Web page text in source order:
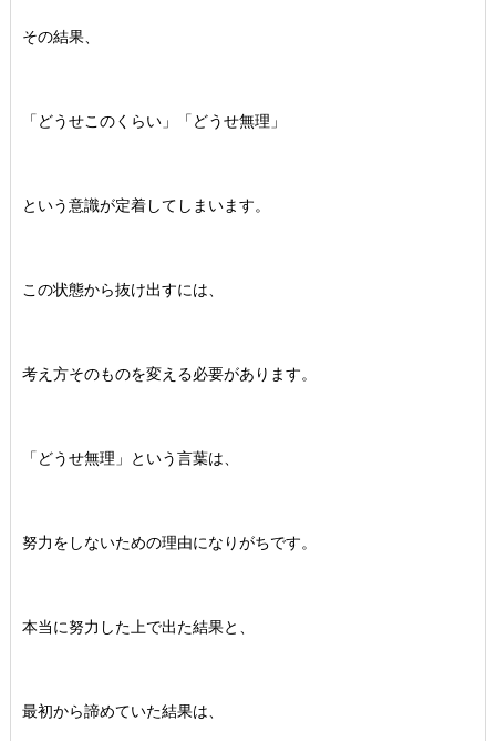
その結果、
「どうせこのくらい」「どうせ無理」
という意識が定着してしまいます。
この状態から抜け出すには、
考え方そのものを変える必要があります。
「どうせ無理」という言葉は、
努力をしないための理由になりがちです。
本当に努力した上で出た結果と、
最初から諦めていた結果は、